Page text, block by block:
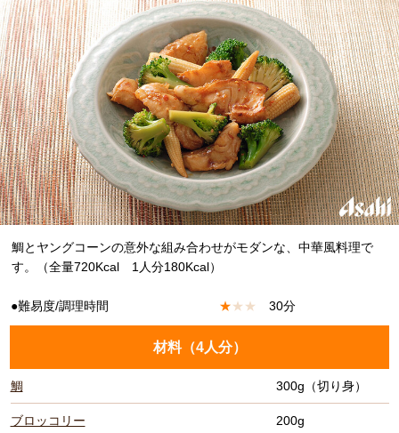
鯛とヤングコーンの意外な組み合わせがモダンな、中華風料理で
す。（全量720Kcal 1人分180Kcal）
●難易度/調理時間 ★★ ★ 30分
材料（4人分）
鯛 300g（切り身）
ブロッコリー 200g